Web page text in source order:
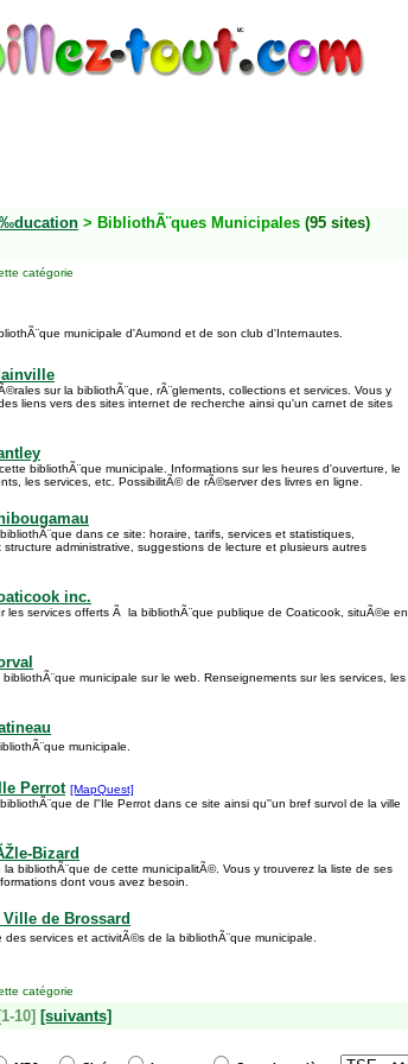
> BibliothÃ¨ques Municipales (95 sites)
catégorie
municipale d'Aumond et de son club d'Internautes.
sur la bibliothÃ¨que, rÃ¨glements, collections et services. Vous y
liens vers des sites internet de recherche ainsi qu'un carnet de sites
bibliothÃ¨que municipale. Informations sur les heures d'ouverture, le
les services, etc. PossibilitÃ© de rÃ©server des livres en ligne.
dans ce site: horaire, tarifs, services et statistiques,
administrative, suggestions de lecture et plusieurs autres
inc.
les services offerts Ã la bibliothÃ¨que publique de Coaticook, situÃ©e en
municipale sur le web. Renseignements sur les services, les
municipale.
Perrot [MapQuest]
de l''Ile Perrot dans ce site ainsi qu''un bref survol de la ville
Bizard
bibliothÃ¨que de cette municipalitÃ©. Vous y trouverez la liste de ses
dont vous avez besoin.
de Brossard
services et activitÃ©s de la bibliothÃ¨que municipale.
catégorie
[1-10] [suivants]